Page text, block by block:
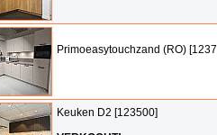
Primoeasytouchzand (RO)
Keuken D2 [123500]